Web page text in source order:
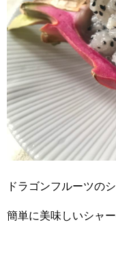
ドラゴンフルーツの
簡単に美味しいシャ